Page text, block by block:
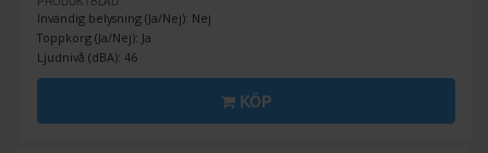
Invändig belysning (Ja/Nej): Nej
Toppkorg (Ja/Nej): Ja
Ljudnivå (dBA): 46
KÖP